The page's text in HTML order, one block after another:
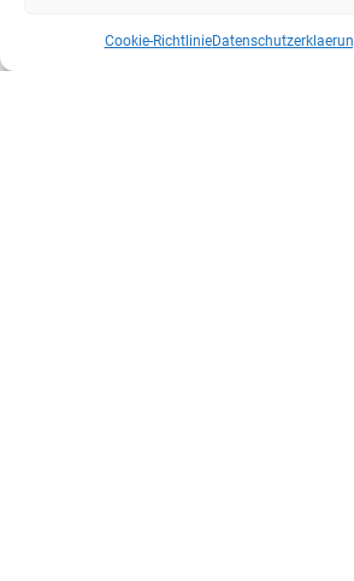
Cookie-Richtlinie